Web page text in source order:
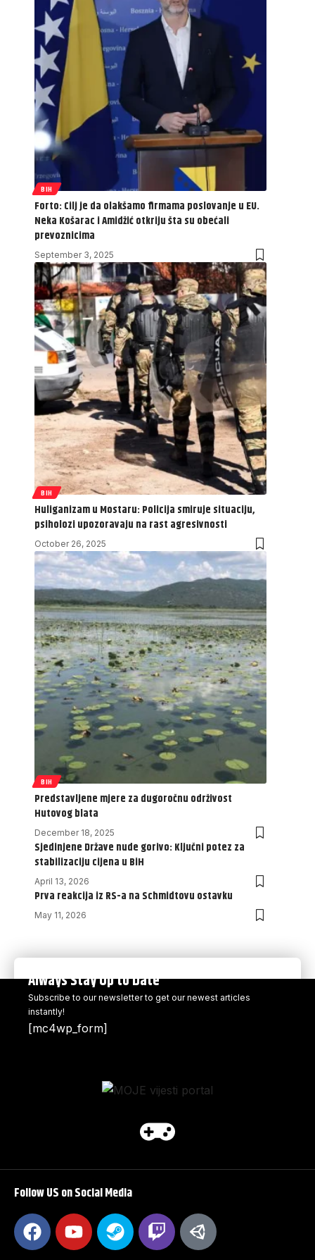
BIH
Forto: Cilj je da olakšamo firmama poslovanje u EU.
Neka Košarac i Amidžić otkriju šta su obećali
prevoznicima
September 3, 2025
BIH
Huliganizam u Mostaru: Policija smiruje situaciju,
psiholozi upozoravaju na rast agresivnosti
October 26, 2025
BIH
Predstavljene mjere za dugoročnu održivost
Hutovog blata
December 18, 2025
Sjedinjene Države nude gorivo: Ključni potez za
stabilizaciju cijena u BiH
April 13, 2026
Prva reakcija iz RS-a na Schmidtovu ostavku
May 11, 2026
Always Stay Up to Date
Subscribe to our newsletter to get our newest articles
instantly!
[mc4wp_form]
Follow US on Social Media